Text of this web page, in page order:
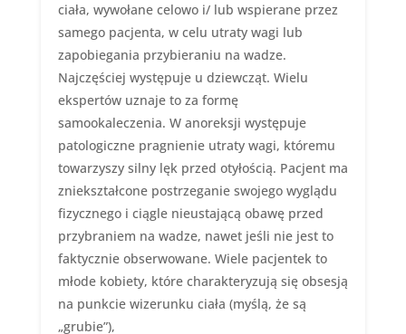
ciała, wywołane celowo i/ lub wspierane przez
samego pacjenta, w celu utraty wagi lub
zapobiegania przybieraniu na wadze.
Najczęściej występuje u dziewcząt. Wielu
ekspertów uznaje to za formę
samookaleczenia. W anoreksji występuje
patologiczne pragnienie utraty wagi, któremu
towarzyszy silny lęk przed otyłością. Pacjent ma
zniekształcone postrzeganie swojego wyglądu
fizycznego i ciągle nieustającą obawę przed
przybraniem na wadze, nawet jeśli nie jest to
faktycznie obserwowane. Wiele pacjentek to
młode kobiety, które charakteryzują się obsesją
na punkcie wizerunku ciała (myślą, że są
„grubie”),